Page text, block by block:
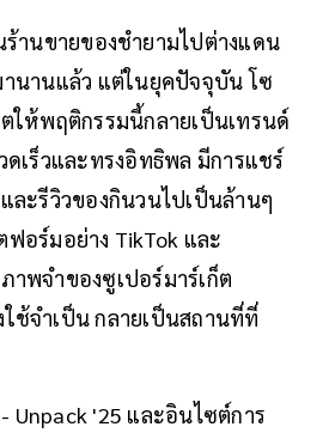
ร้านขายของชำยามไปต่างแดน
นานแล้ว แต่ในยุคปัจจุบัน โซ
ให้พฤติกรรมนี้กลายเป็นเทรนด์
ดเร็วและทรงอิทธิพล มีการแชร์
ละรีวิวของกินวนไปเป็นล้านๆ
อร์มอย่าง TikTok และ
าพจำของซูเปอร์มาร์เก็ต
ช้จำเป็น กลายเป็นสถานที่ที่
Unpack '25 และอินไซต์การ